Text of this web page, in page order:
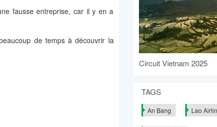
fausse entreprise, car il y en a
de temps à découvrir la
Circuit Vietnam 2025
TAGS
An Bang Lao